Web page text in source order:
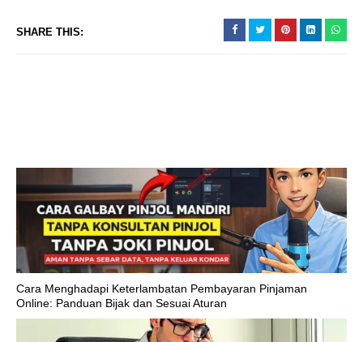
SHARE THIS:
Cara Menghadapi Keterlambatan Pembayaran Pinjaman
Online: Panduan Bijak dan Sesuai Aturan